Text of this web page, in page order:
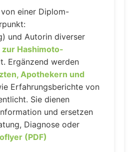
einer Diplom-
und Autorin diverser
Hashimoto-
Ergänzend werden
Apothekern und
Erfahrungsberichte von
Sie dienen
und ersetzen
Diagnose oder
(PDF)